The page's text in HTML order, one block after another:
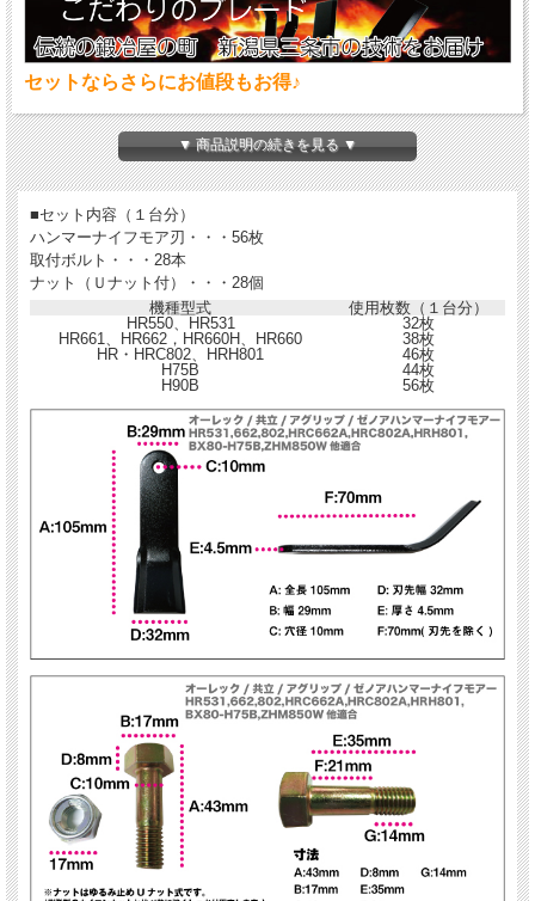
セットならさらにお値段もお得♪
オーレック、共立、イセキ（アグリップ）H90B用ハンマーナイフモア刃56枚＆取
付ボルトSET28組の1台分交換セットです。
ハンマーナイフモア刃交換時はボルト類一式の交換がオススメです。
▼ 商品説明の続きを見る ▼
■セット内容（１台分）
ハンマーナイフモア刃・・・56枚
取付ボルト・・・28本
ナット（Ｕナット付）・・・28個
機種型式
使用枚数（１台分）
HR550、HR531
32枚
HR661、HR662，HR660H、HR660
38枚
HR・HRC802、HRH801
46枚
H75B
44枚
H90B
56枚